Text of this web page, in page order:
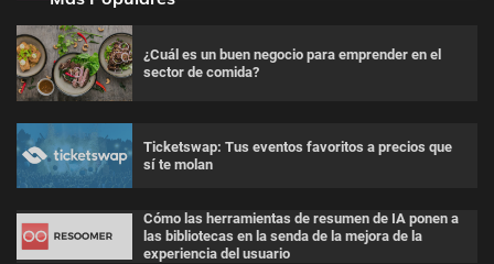
¿Cuál es un buen negocio para emprender en el
sector de comida?
Ticketswap: Tus eventos favoritos a precios que
sí te molan
Cómo las herramientas de resumen de IA ponen a
las bibliotecas en la senda de la mejora de la
experiencia del usuario